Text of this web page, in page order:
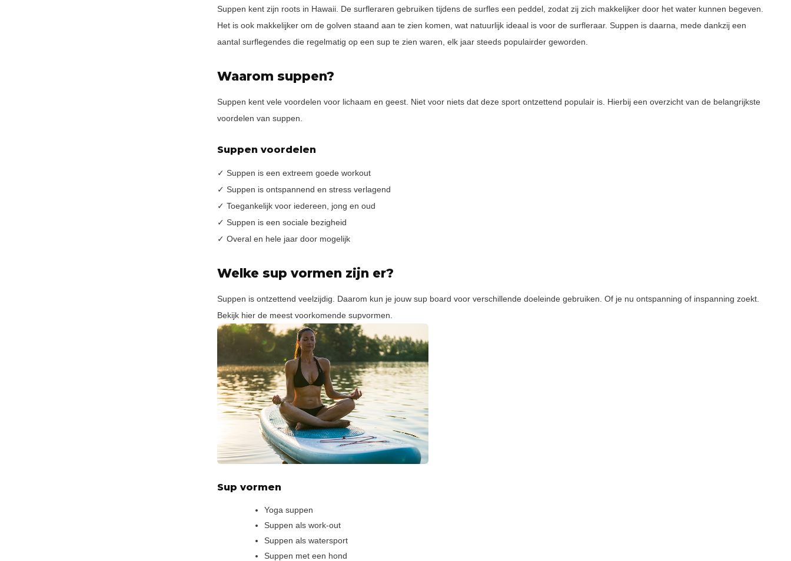
Suppen kent zijn roots in Hawaii. De surfleraren gebruiken tijdens de surfles een peddel, zodat zij zich makkelijker door het water kunnen begeven.
Het is ook makkelijker om de golven staand aan te zien komen, wat natuurlijk ideaal is voor de surfleraar. Suppen is daarna, mede dankzij een
aantal surflegendes die regelmatig op een sup te zien waren, elk jaar steeds populairder geworden.
Waarom suppen?
Suppen kent vele voordelen voor lichaam en geest. Niet voor niets dat deze sport ontzettend populair is. Hierbij een overzicht van de belangrijkste
voordelen van suppen.
Suppen voordelen
✓ Suppen is een extreem goede workout
✓ Suppen is ontspannend en stress verlagend
✓ Toegankelijk voor iedereen, jong en oud
✓ Suppen is een sociale bezigheid
✓ Overal en hele jaar door mogelijk
Welke sup vormen zijn er?
Suppen is ontzettend veelzijdig. Daarom kun je jouw sup board voor verschillende doeleinde gebruiken. Of je nu ontspanning of inspanning zoekt.
Bekijk hier de meest voorkomende supvormen.
Sup vormen
Yoga suppen
Suppen als work-out
Suppen als watersport
Suppen met een hond